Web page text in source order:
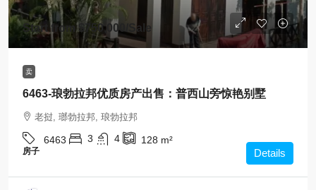
Start from$750,000 /Sale
卖
6463-琅勃拉邦优质房产出售：普西山旁惊艳别墅
老挝, 瑯勃拉邦, 琅勃拉邦
6463 3 4 128 m²
房子 Details